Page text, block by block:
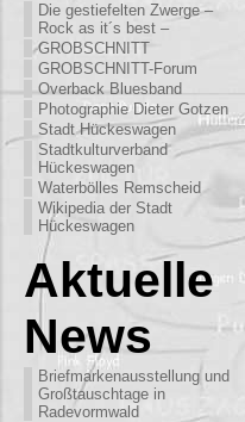
Die gestiefelten Zwerge –
Rock as it´s best –
GROBSCHNITT
GROBSCHNITT-Forum
Overback Bluesband
Photographie Dieter Gotzen
Stadt Hückeswagen
Stadtkulturverband
Hückeswagen
Waterbölles Remscheid
Wikipedia der Stadt
Hückeswagen
Aktuelle
News
Briefmarkenausstellung und
Großtauschtage in
Radevormwald